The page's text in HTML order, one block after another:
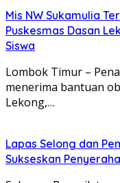
Mis NW Sukamulia
Puskesmas Dasan
Siswa
Lombok Timur –
menerima bantuan
Lekong,…
Lapas Selong dan
Sukseskan